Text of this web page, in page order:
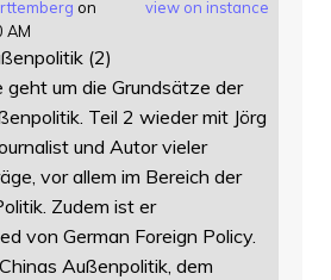
view on instance
on
AM
(2)
geht um die Grundsätze der
Teil 2 wieder mit Jörg
und Autor vieler
vor allem im Bereich der
Zudem ist er
von German Foreign Policy.
Außenpolitik, dem